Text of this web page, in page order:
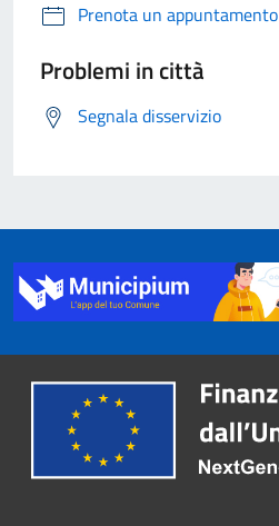
Prenota un appuntamento
Problemi in città
Segnala disservizio